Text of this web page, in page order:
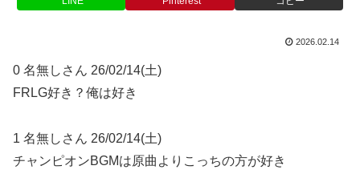
2026.02.14
0 名無しさん 26/02/14(土)
FRLG好き？俺は好き
1 名無しさん 26/02/14(土)
チャンピオンBGMは原曲よりこっちの方が好き